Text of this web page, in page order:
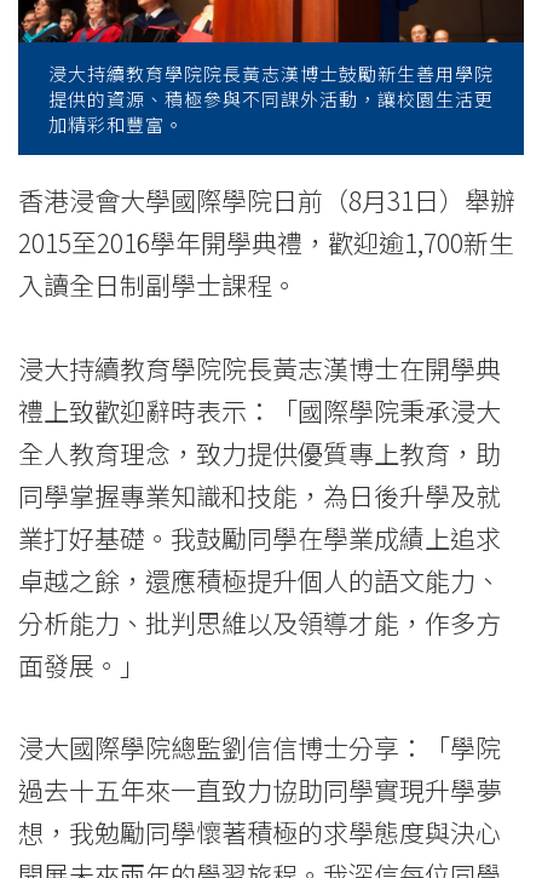
Hong
Kong
Baptist
University
浸大持續教育學院院長黃志漢博士鼓勵新生善用學院
提供的資源、積極參與不同課外活動，讓校園生活更
加精彩和豐富。
香港浸會大學國際學院日前（8月31日）舉辦
2015至2016學年開學典禮，歡迎逾1,700新生
入讀全日制副學士課程。
浸大持續教育學院院長黃志漢博士在開學典
禮上致歡迎辭時表示：「國際學院秉承浸大
全人教育理念，致力提供優質專上教育，助
同學掌握專業知識和技能，為日後升學及就
業打好基礎。我鼓勵同學在學業成績上追求
卓越之餘，還應積極提升個人的語文能力、
分析能力、批判思維以及領導才能，作多方
面發展。」
浸大國際學院總監劉信信博士分享：「學院
過去十五年來一直致力協助同學實現升學夢
想，我勉勵同學懷著積極的求學態度與決心